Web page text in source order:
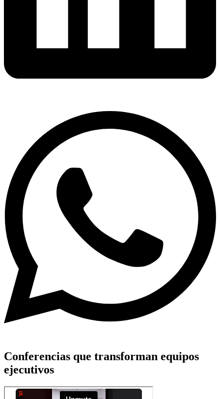
Conferencias que transforman equipos
ejecutivos